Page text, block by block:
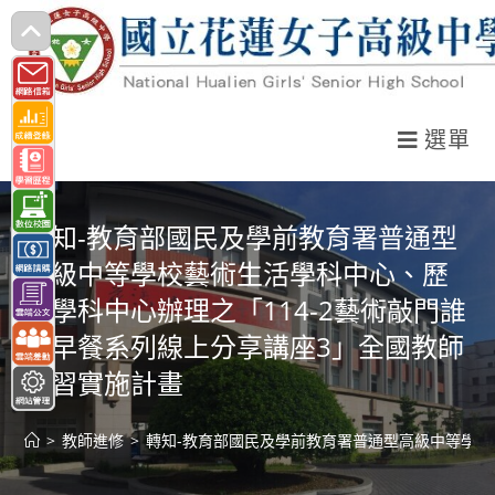
跳
轉
至
主
要
內
容
選單
轉知-教育部國民及學前教育署普通型
高級中等學校藝術生活學科中心、歷
史學科中心辦理之「114-2藝術敲門誰
來早餐系列線上分享講座3」全國教師
研習實施計畫
> 教師進修 > 轉知-教育部國民及學前教育署普通型高級中等學